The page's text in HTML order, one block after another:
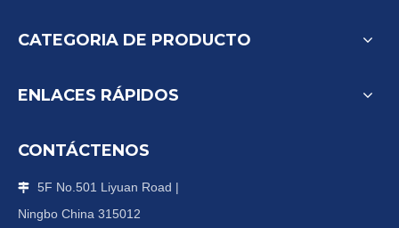
CATEGORIA DE PRODUCTO
ENLACES RÁPIDOS
CONTÁCTENOS
 5F No.501 Liyuan Road |
Ningbo China 315012